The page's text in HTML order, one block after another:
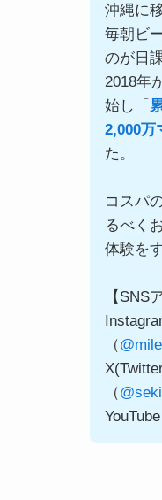
沖縄に
毎朝ビ
のが日
2018年
始し「
2,000万
た。
コスパ
るべく
体験を
【SNS
（
（
YouTube